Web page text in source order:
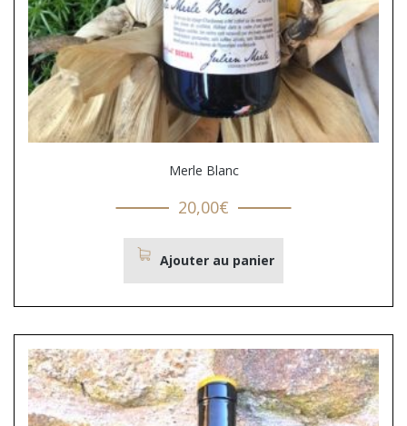
Merle Blanc
20,00€
Ajouter au panier